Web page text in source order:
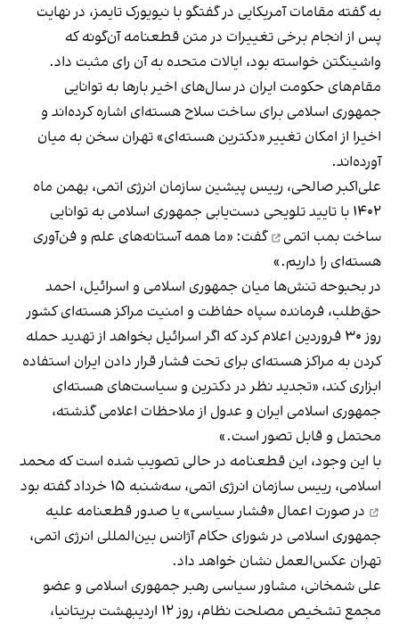
به گفته مقامات آمریکایی در گفتگو با نیویورک تایمز، در نهایت
پس از انجام برخی تغییرات در متن قطعنامه آن‌گونه که
واشینگتن خواسته بود، ایالات متحده به آن رای مثبت داد.
مقام‌های حکومت ایران در سال‌های اخیر بارها به توانایی
جمهوری اسلامی برای ساخت سلاح هسته‌ای اشاره کرده‌اند و
اخیرا از امکان تغییر «دکترین هسته‌ای» تهران سخن به میان
آورده‌‌اند.
علی‌اکبر صالحی، رییس پیشین سازمان انرژی اتمی، بهمن‌ ماه
۱۴۰۲ با تایید تلویحی
دست‌یابی جمهوری اسلامی به توانایی
ساخت بمب اتمی
گفت: «ما همه آستانه‌های علم و فن‌آوری
هسته‌ای را داریم.»
در بحبوحه تنش‌ها میان جمهوری اسلامی و اسرائیل، احمد
حق‌طلب، فرمانده سپاه حفاظت و امنیت مراکز هسته‌ای کشور
روز ۳۰ فروردین اعلام کرد که اگر اسرائیل بخواهد از تهدید حمله
کردن به مراکز هسته‌ای برای تحت فشار قرار دادن ایران استفاده
ابزاری کند، «تجدید نظر در دکترین و سیاست‌های هسته‌ای
جمهوری اسلامی ایران و عدول از ملاحظات اعلامی گذشته،
محتمل و قابل تصور است.»
با این وجود، این قطعنامه در حالی تصویب شده است که محمد
اسلامی، رییس سازمان انرژی اتمی، سه‌شنبه ۱۵ خرداد گفته بود
در صورت اعمال «فشار سیاسی» یا صدور قطعنامه علیه
جمهوری اسلامی در شورای حکام آژانس بین‌المللی انرژی اتمی،
تهران عکس‌العمل نشان خواهد داد.
علی شمخانی، مشاور سیاسی رهبر جمهوری اسلامی و عضو
مجمع تشخیص مصلحت نظام، روز ۱۲ اردیبهشت بریتانیا،